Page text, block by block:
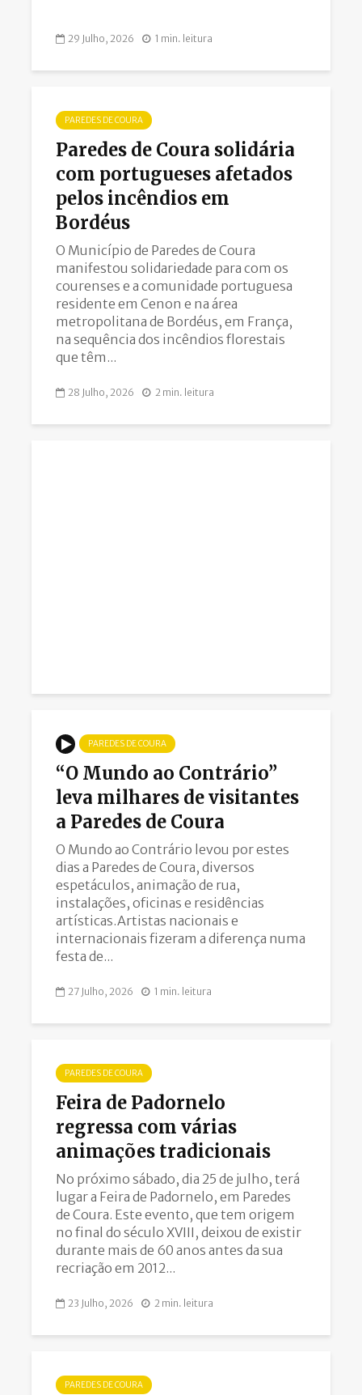
29 Julho, 2026 1 min. leitura
PAREDES DE COURA
Paredes de Coura solidária
com portugueses afetados
pelos incêndios em
Bordéus
O Município de Paredes de Coura
manifestou solidariedade para com os
courenses e a comunidade portuguesa
residente em Cenon e na área
metropolitana de Bordéus, em França,
na sequência dos incêndios florestais
que têm...
28 Julho, 2026 2 min. leitura
PAREDES DE COURA
“O Mundo ao Contrário”
leva milhares de visitantes
a Paredes de Coura
O Mundo ao Contrário levou por estes
dias a Paredes de Coura, diversos
espetáculos, animação de rua,
instalações, oficinas e residências
artísticas.Artistas nacionais e
internacionais fizeram a diferença numa
festa de...
27 Julho, 2026 1 min. leitura
PAREDES DE COURA
Feira de Padornelo
regressa com várias
animações tradicionais
No próximo sábado, dia 25 de julho, terá
lugar a Feira de Padornelo, em Paredes
de Coura. Este evento, que tem origem
no final do século XVIII, deixou de existir
durante mais de 60 anos antes da sua
recriação em 2012...
23 Julho, 2026 2 min. leitura
PAREDES DE COURA